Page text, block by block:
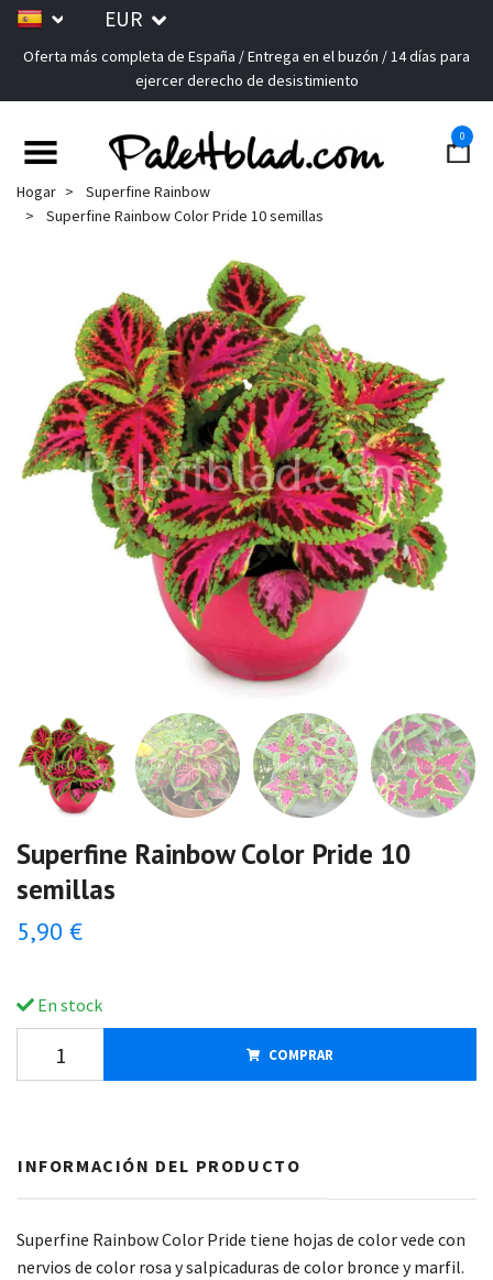
EUR
Oferta más completa de España / Entrega en el buzón / 14 días para
ejercer derecho de desistimiento
0
Hogar
Superfine Rainbow
Superfine Rainbow Color Pride 10 semillas
Superfine Rainbow Color Pride 10
semillas
5,90 €
En stock
COMPRAR
INFORMACIÓN DEL PRODUCTO
Superfine Rainbow Color Pride tiene hojas de color vede con
nervios de color rosa y salpicaduras de color bronce y marfil.